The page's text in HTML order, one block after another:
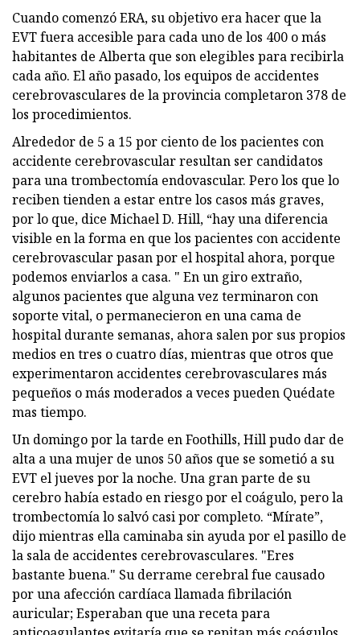
Cuando comenzó ERA, su objetivo era hacer que la
EVT fuera accesible para cada uno de los 400 o más
habitantes de Alberta que son elegibles para recibirla
cada año. El año pasado, los equipos de accidentes
cerebrovasculares de la provincia completaron 378 de
los procedimientos.
Alrededor de 5 a 15 por ciento de los pacientes con
accidente cerebrovascular resultan ser candidatos
para una trombectomía endovascular. Pero los que lo
reciben tienden a estar entre los casos más graves,
por lo que, dice Michael D. Hill, “hay una diferencia
visible en la forma en que los pacientes con accidente
cerebrovascular pasan por el hospital ahora, porque
podemos enviarlos a casa. " En un giro extraño,
algunos pacientes que alguna vez terminaron con
soporte vital, o permanecieron en una cama de
hospital durante semanas, ahora salen por sus propios
medios en tres o cuatro días, mientras que otros que
experimentaron accidentes cerebrovasculares más
pequeños o más moderados a veces pueden Quédate
mas tiempo.
Un domingo por la tarde en Foothills, Hill pudo dar de
alta a una mujer de unos 50 años que se sometió a su
EVT el jueves por la noche. Una gran parte de su
cerebro había estado en riesgo por el coágulo, pero la
trombectomía lo salvó casi por completo. “Mírate”,
dijo mientras ella caminaba sin ayuda por el pasillo de
la sala de accidentes cerebrovasculares. "Eres
bastante buena." Su derrame cerebral fue causado
por una afección cardíaca llamada fibrilación
auricular; Esperaban que una receta para